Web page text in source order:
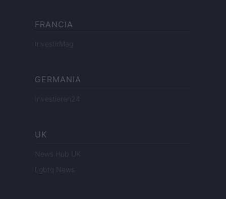
FRANCIA
InvestirMag
GERMANIA
Investieren24
UK
News Hub UK
Lgbtq News